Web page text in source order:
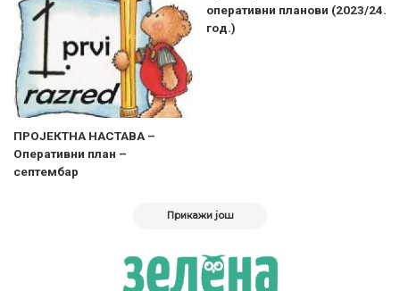
ПРОЈЕКТНА НАСТАВА –
Оперативни план –
септембар
оперативни планови (2023/24.
год.)
Прикажи још